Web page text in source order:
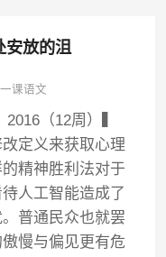
安放的沮
一课语文
（12周）▍
定义来获取心理
精神胜利法对于
人工智能造成了
普通民众也就罢
慢与偏见更有危